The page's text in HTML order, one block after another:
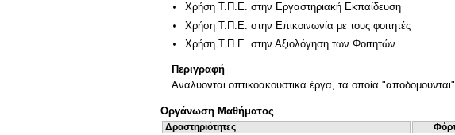
Χρήση Τ.Π.Ε. στην Εργαστηριακή Εκπαίδευση
Χρήση Τ.Π.Ε. στην Επικοινωνία με τους φοιτητές
Χρήση Τ.Π.Ε. στην Αξιολόγηση των Φοιτητών
Περιγραφή
Αναλύονται οπτικοακουστικά έργα, τα οποία
Οργάνωση Μαθήματος
Δραστηριότητες